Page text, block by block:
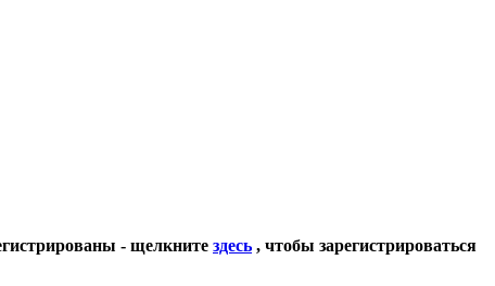
- щелкните здесь , чтобы зарегистрироваться